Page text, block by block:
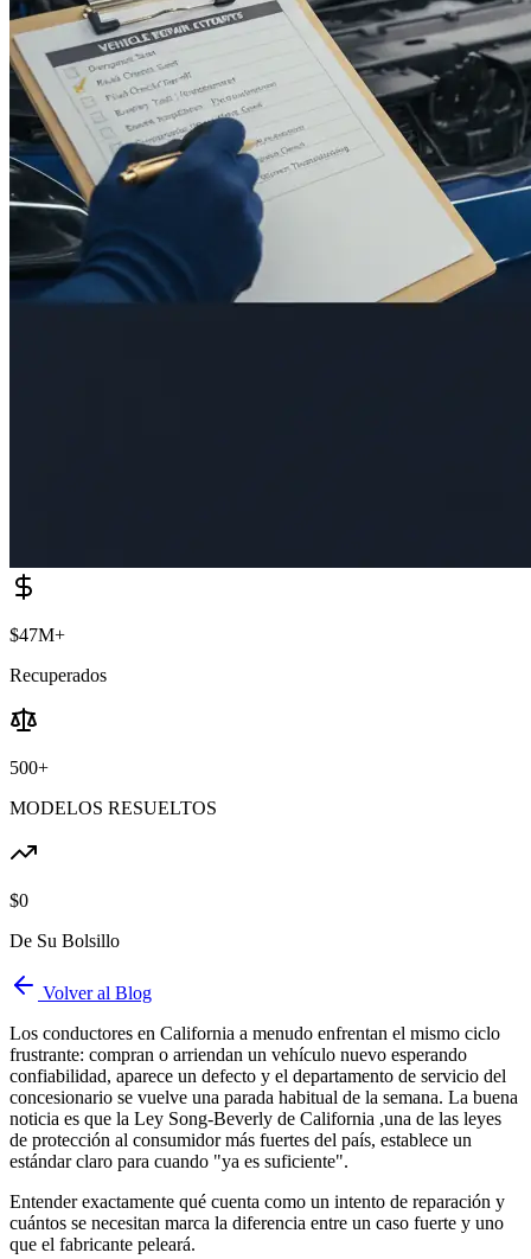
$47M+
Recuperados
500+
MODELOS RESUELTOS
$0
De Su Bolsillo
Volver al Blog
Los conductores en California a menudo enfrentan el mismo ciclo
frustrante: compran o arriendan un vehículo nuevo esperando
confiabilidad, aparece un defecto y el departamento de servicio del
concesionario se vuelve una parada habitual de la semana. La buena
noticia es que la Ley Song-Beverly de California ,una de las leyes
de protección al consumidor más fuertes del país, establece un
estándar claro para cuando "ya es suficiente".
Entender exactamente qué cuenta como un intento de reparación y
cuántos se necesitan marca la diferencia entre un caso fuerte y uno
que el fabricante peleará.